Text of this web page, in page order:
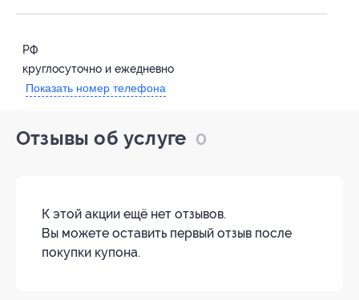
РФ
круглосуточно и ежедневно
Показать номер телефона
Отзывы об услуге 0
К этой акции ещё нет отзывов.
Вы можете оставить первый отзыв после
покупки купона.